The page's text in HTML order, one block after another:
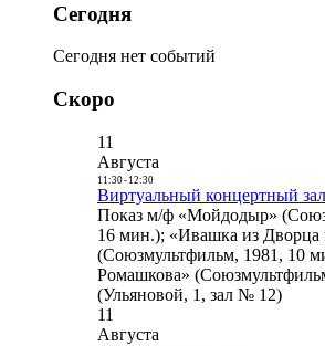
Сегодня
Сегодня нет событий
Скоро
11
Августа
11:30- 12:30
Виртуальный концертный
Показ м/ф «Мойдодыр»
16 мин.); «Ивашка из Дворца
(Союзмультфильм, 1981, 10
Ромашкова»
(Ульяновой, 1, зал № 12)
11
Августа